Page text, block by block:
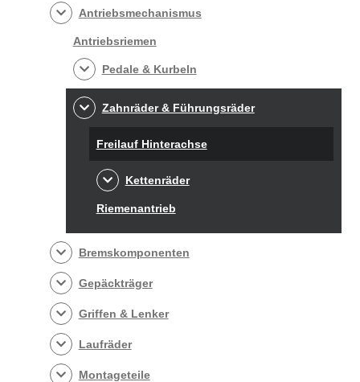
Antriebsmechanismus
Antriebsriemen
Pedale & Kurbeln
Zahnräder & Führungsräder
Freilauf Hinterachse
Kettenräder
Riemenantrieb
Bremskomponenten
Gepäckträger
Griffen & Lenker
Laufräder
Montageteile